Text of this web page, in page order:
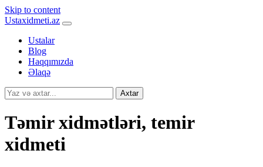
Skip to content
Ustaxidmeti.az
Ustalar
Blog
Haqqımızda
Əlaqə
Axtar
Təmir xidmətləri, temir
xidmeti